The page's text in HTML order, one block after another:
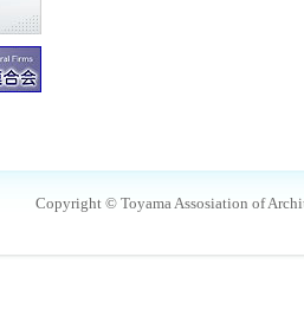
Copyright © Toyama Assosiation of